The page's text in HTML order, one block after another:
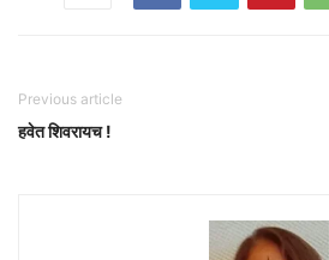
Previous article
हवेत शिवरायच !